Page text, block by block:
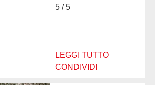
Locanda Stella Alpina.
strepitosa con portate
di...
5 / 5
LEGGI TUTTO
CONDIVIDI